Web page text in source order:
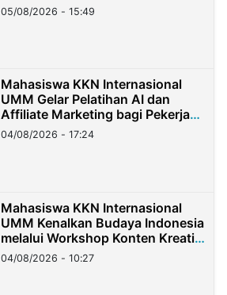
05/08/2026 - 15:49
Mahasiswa KKN Internasional
UMM Gelar Pelatihan AI dan
Affiliate Marketing bagi Pekerja
Migran Indonesia di Taiwan
04/08/2026 - 17:24
Mahasiswa KKN Internasional
UMM Kenalkan Budaya Indonesia
melalui Workshop Konten Kreatif
di Taiwan
04/08/2026 - 10:27